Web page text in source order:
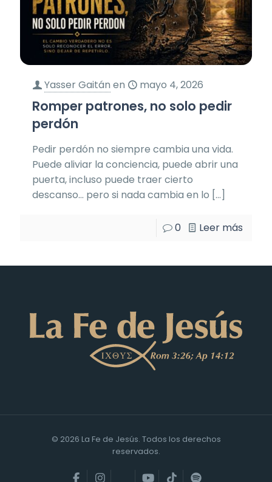
Yasser Gaitán en mayo 4, 2026
Romper patrones, no solo pedir
perdón
Pedir perdón no siempre cambia una vida.
Puede aliviar la conciencia, puede abrir una
puerta, incluso puede traer cierto
descanso… pero si nada cambia en lo […]
0 Leer más
© 2026 La Fe de Jesús. Todos los derechos
reservados.